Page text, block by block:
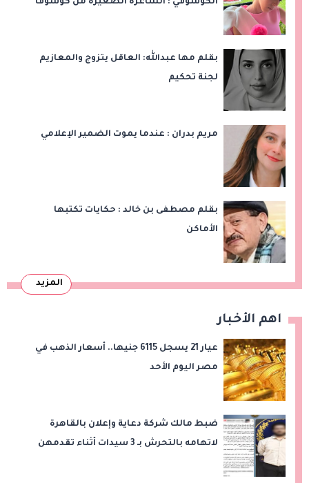
بقلم مها عبدالله: العاقل يتزوج والمعازيم
لجنة تحكيم
مريم بدران : عندما يموت الضمير الإعلامي
بقلم مصطفى بن خالد : حكايات تكتبها
الأماكن
المزيد
اهم الأخبار
عيار 21 يسجل 6115 جنيها.. أسعار الذهب في
مصر اليوم الأحد
ضبط مالك شركة دعاية وإعلان بالقاهرة
لاتهامه بالتحرش بـ 3 سيدات أثناء تقدمهن